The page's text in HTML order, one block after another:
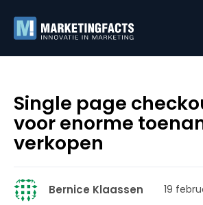
Single page
voor enorme
verkopen
Bernice Klaassen 19